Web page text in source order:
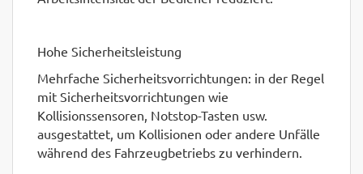
Hohe Sicherheitsleistung
Mehrfache Sicherheitsvorrichtungen: in der Regel
mit Sicherheitsvorrichtungen wie
Kollisionssensoren, Notstop-Tasten usw.
ausgestattet, um Kollisionen oder andere Unfälle
während des Fahrzeugbetriebs zu verhindern.